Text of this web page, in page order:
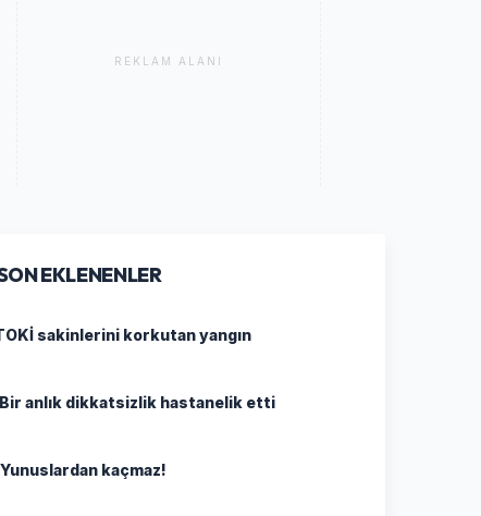
REKLAM ALANI
EKLENENLER
sakinlerini korkutan yangın
anlık dikkatsizlik hastanelik etti
Yunuslardan kaçmaz!